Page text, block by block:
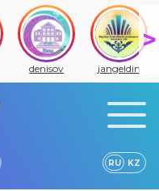
denisov jangeldin
RU KZ